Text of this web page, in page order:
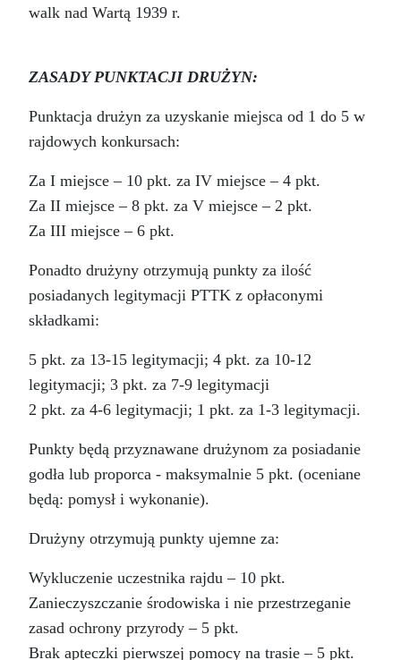
walk nad Wartą 1939 r.
ZASADY PUNKTACJI DRUŻYN:
Punktacja drużyn za uzyskanie miejsca od 1 do 5 w
rajdowych konkursach:
Za I miejsce – 10 pkt. za IV miejsce – 4 pkt.
Za II miejsce – 8 pkt. za V miejsce – 2 pkt.
Za III miejsce – 6 pkt.
Ponadto drużyny otrzymują punkty za ilość
posiadanych legitymacji PTTK z opłaconymi
składkami:
5 pkt. za 13-15 legitymacji; 4 pkt. za 10-12
legitymacji; 3 pkt. za 7-9 legitymacji
2 pkt. za 4-6 legitymacji; 1 pkt. za 1-3 legitymacji.
Punkty będą przyznawane drużynom za posiadanie
godła lub proporca - maksymalnie 5 pkt. (oceniane
będą: pomysł i wykonanie).
Drużyny otrzymują punkty ujemne za:
Wykluczenie uczestnika rajdu – 10 pkt.
Zanieczyszczanie środowiska i nie przestrzeganie
zasad ochrony przyrody – 5 pkt.
Brak apteczki pierwszej pomocy na trasie – 5 pkt.